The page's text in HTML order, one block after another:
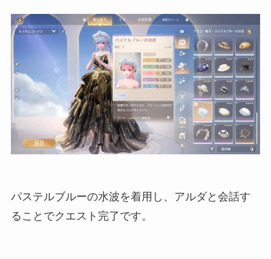
パステルブルーの水波を着用し、アルダと会話す
ることでクエスト完了です。